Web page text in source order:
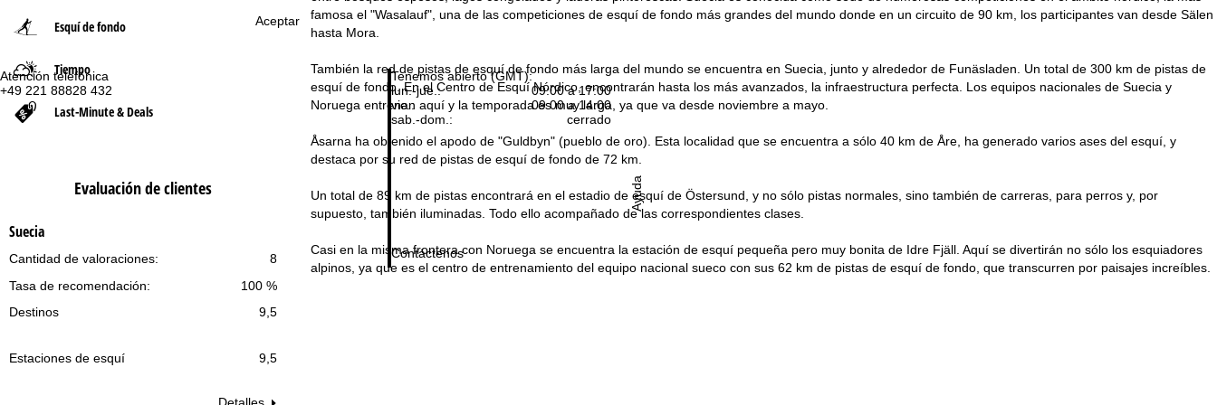
Aceptar
Atención telefónica
+49 221 88828 432
Tenemos abierto (GMT):
lun.-jue.:
09:00 a 17:00
vie.:
09:00 a 14:00
sab.-dom.:
cerrado
Contáctenos
Ayuda
Esquí de fondo
Tiempo
Last-Minute & Deals
Evaluación de clientes
Suecia
8
Cantidad de valoraciones:
100 %
Tasa de recomendación:
Destinos
9,5
Estaciones de esquí 9,5
n
a
p
r
n
c
famosa el "Wasalauf", una de las competiciones de esquí de fondo más grandes del mundo donde en un circuito de 90 km, los participantes van desde Sälen
hasta Mora.
También la red de pistas de esquí de fondo más larga del mundo se encuentra en Suecia, junto y alrededor de Funäsladen. Un total de 300 km de pistas de
esquí de fondo. En el Centro de Esquí Nórdico, encontrarán hasta los más avanzados, la infraestructura perfecta. Los equipos nacionales de Suecia y
Noruega entrenan aquí y la temporada es muy larga, ya que va desde noviembre a mayo.
Åsarna ha obtenido el apodo de "Guldbyn" (pueblo de oro). Esta localidad que se encuentra a sólo 40 km de Åre, ha generado varios ases del esquí, y
destaca por su red de pistas de esquí de fondo de 72 km.
Un total de 89 km de pistas encontrará en el estadio de esquí de Östersund, y no sólo pistas normales, sino también de carreras, para perros y, por
supuesto, también iluminadas. Todo ello acompañado de las correspondientes clases.
Casi en la misma frontera con Noruega se encuentra la estación de esquí pequeña pero muy bonita de Idre Fjäll. Aquí se divertirán no sólo los esquiadores
alpinos, ya que es el centro de entrenamiento del equipo nacional sueco con sus 62 km de pistas de esquí de fondo, que transcurren por paisajes increíbles.